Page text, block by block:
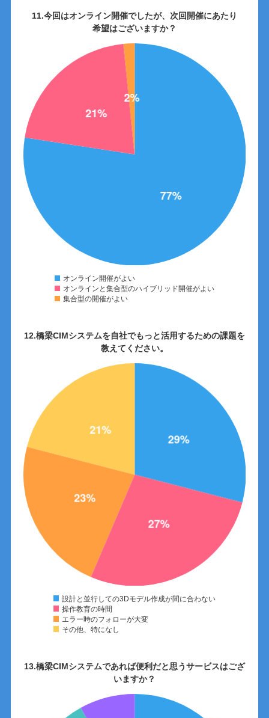
11.今回はオンライン開催でしたが、次回開催にあたり
希望はございますか？
オンライン開催がよい
オンラインと集合型のハイブリッド開催がよい
集合型の開催がよい
12.橋梁CIMシステムを自社でもっと活用するための課題を
教えてください。
設計と並行しての3Dモデル作成が間に合わない
操作教育の時間
エラー時のフォローが大変
その他、特になし
13.橋梁CIMシステムであれば便利だと思うサービスはござ
いますか？